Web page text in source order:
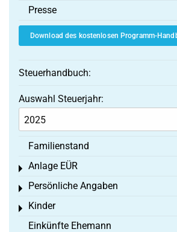
Presse
Download des kostenlosen Programm-
Steuerhandbuch:
Auswahl Steuerjahr:
Familienstand
Anlage EÜR
Toggle menu
Persönliche Angaben
Toggle menu
Kinder
Toggle menu
Einkünfte Ehemann